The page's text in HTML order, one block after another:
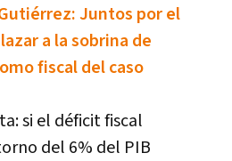
Juntos por el
a la sobrina de
fiscal del caso
si el déficit fiscal
del 6% del PIB